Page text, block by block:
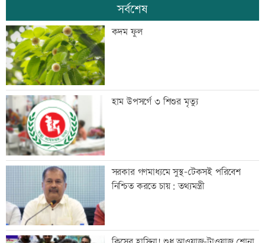
সর্বশেষ
কদম ফুল
হাম উপসর্গে ৩ শিশুর মৃত্যু
সরকার গণমাধ্যমে সুস্থ-টেকসই পরিবেশ
নিশ্চিত করতে চায়: তথ্যমন্ত্রী